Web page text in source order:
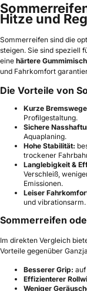
Hitze und
Sommerreifen sind die
steigen. Sie sind speziell
eine härtere
und Fahrkomfort
Die Vorteile von
Kurze
Profilgestaltung.
Sichere
Aquaplaning.
Hohe Stabilität:
trockener
Langlebigkeit &
Verschleiß,
Emissionen.
Leiser
und vibrationsarm.
Sommerreifen
Im direkten Vergleich
Vorteile gegenüber
Besserer Grip: auf
Effizienterer
Weniger